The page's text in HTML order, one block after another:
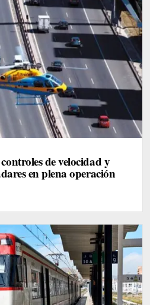
de velocidad y
en plena operación